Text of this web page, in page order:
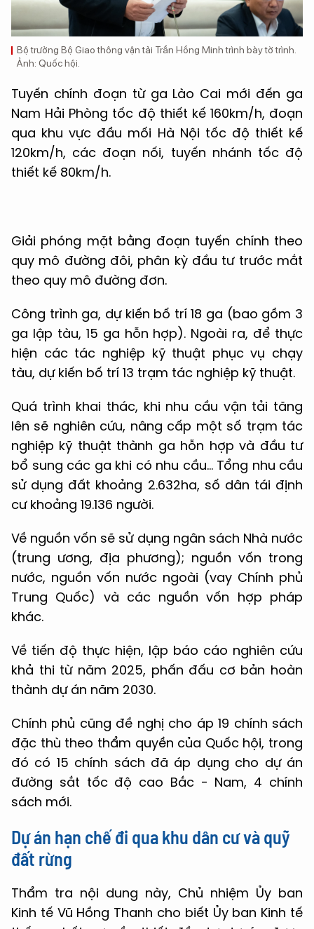
Bộ trưởng Bộ Giao thông vận tải Trần Hồng Minh trình bày tờ trình.
Ảnh: Quốc hội.
Tuyến chính đoạn từ ga Lào Cai mới đến ga
Nam Hải Phòng tốc độ thiết kế 160km/h, đoạn
qua khu vực đầu mối Hà Nội tốc độ thiết kế
120km/h, các đoạn nối, tuyến nhánh tốc độ
thiết kế 80km/h.
Giải phóng mặt bằng đoạn tuyến chính theo
quy mô đường đôi, phân kỳ đầu tư trước mắt
theo quy mô đường đơn.
Công trình ga, dự kiến bố trí 18 ga (bao gồm 3
ga lập tàu, 15 ga hỗn hợp). Ngoài ra, để thực
hiện các tác nghiệp kỹ thuật phục vụ chạy
tàu, dự kiến bố trí 13 trạm tác nghiệp kỹ thuật.
Quá trình khai thác, khi nhu cầu vận tải tăng
lên sẽ nghiên cứu, nâng cấp một số trạm tác
nghiệp kỹ thuật thành ga hỗn hợp và đầu tư
bổ sung các ga khi có nhu cầu... Tổng nhu cầu
sử dụng đất khoảng 2.632ha, số dân tái định
cư khoảng 19.136 người.
Về nguồn vốn sẽ sử dụng ngân sách Nhà nước
(trung ương, địa phương); nguồn vốn trong
nước, nguồn vốn nước ngoài (vay Chính phủ
Trung Quốc) và các nguồn vốn hợp pháp
khác.
Về tiến độ thực hiện, lập báo cáo nghiên cứu
khả thi từ năm 2025, phấn đấu cơ bản hoàn
thành dự án năm 2030.
Chính phủ cũng đề nghị cho áp 19 chính sách
đặc thù theo thẩm quyền của Quốc hội, trong
đó có 15 chính sách đã áp dụng cho dự án
đường sắt tốc độ cao Bắc - Nam, 4 chính
sách mới.
Dự án hạn chế đi qua khu dân cư và quỹ
đất rừng
Thẩm tra nội dung này, Chủ nhiệm Ủy ban
Kinh tế Vũ Hồng Thanh cho biết Ủy ban Kinh tế